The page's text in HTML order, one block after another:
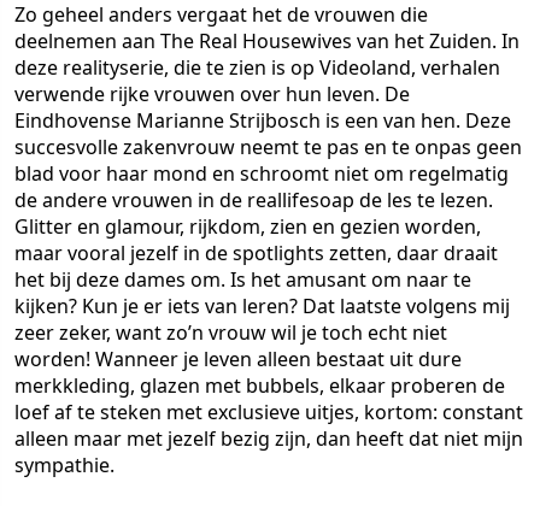
Zo geheel anders vergaat het de vrouwen die
deelnemen aan The Real Housewives van het Zuiden. In
deze realityserie, die te zien is op Videoland, verhalen
verwende rijke vrouwen over hun leven. De
Eindhovense Marianne Strijbosch is een van hen. Deze
succesvolle zakenvrouw neemt te pas en te onpas geen
blad voor haar mond en schroomt niet om regelmatig
de andere vrouwen in de reallifesoap de les te lezen.
Glitter en glamour, rijkdom, zien en gezien worden,
maar vooral jezelf in de spotlights zetten, daar draait
het bij deze dames om. Is het amusant om naar te
kijken? Kun je er iets van leren? Dat laatste volgens mij
zeer zeker, want zo’n vrouw wil je toch echt niet
worden! Wanneer je leven alleen bestaat uit dure
merkkleding, glazen met bubbels, elkaar proberen de
loef af te steken met exclusieve uitjes, kortom: constant
alleen maar met jezelf bezig zijn, dan heeft dat niet mijn
sympathie.